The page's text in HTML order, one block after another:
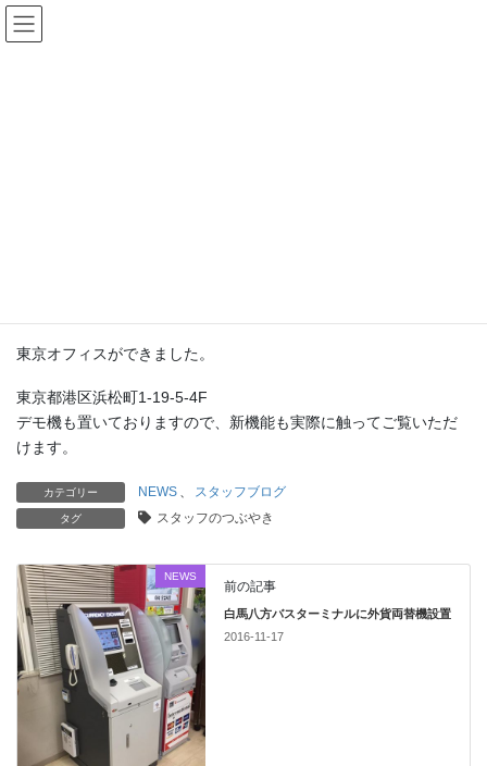
コ
ン
ナ
ビ
東京オフィスができました。
東京都港区浜松町1-19-5-4F
デモ機も置いておりますので、新機能も実際に触ってご覧いただ
けます。
カテゴリー NEWS 、 スタッフブログ
タグ スタッフのつぶやき
NEWS
前の記事
白馬八方バスターミナルに外貨両替機設置
2016-11-17